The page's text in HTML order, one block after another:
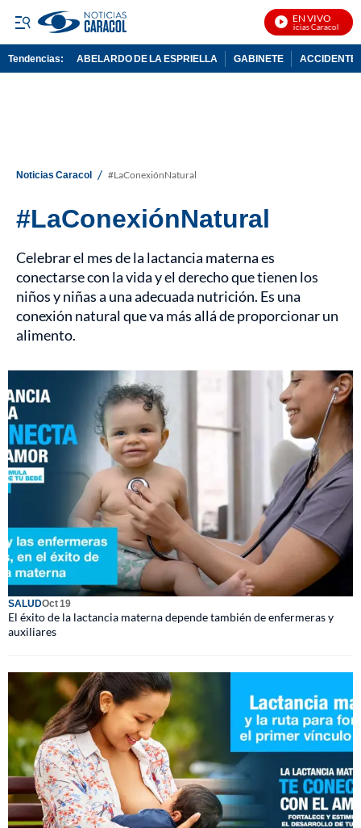
EN VIVO
Noticias Caracol En Vivo
Tendencias: ABELARDO DE LA ESPRIELLA GABINETE ACCIDENTE
Noticias Caracol / #LaConexiónNatural
#LaConexiónNatural
Celebrar el mes de la lactancia materna es
conectarse con la vida y el derecho que tienen los
niños y niñas a una adecuada nutrición. Es una
conexión natural que va más allá de proporcionar un
alimento.
SALUDOct 19
El éxito de la lactancia materna depende también de enfermeras y
auxiliares